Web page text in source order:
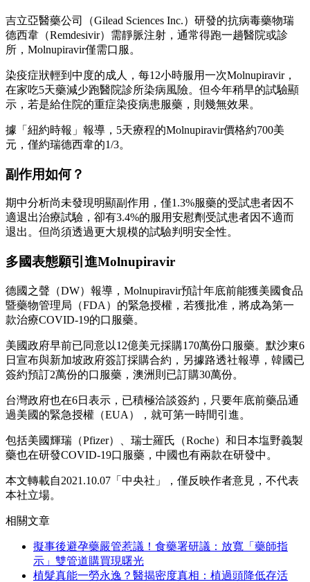
吉立亞醫藥公司（Gilead Sciences Inc.）研發的抗病毒藥物瑞
德西韋（Remdesivir）需靜脈注射，通常得跑一趟醫院或診
所，Molnupiravir僅需口服。
染疫症狀輕到中度的成人，每12小時服用一次Molnupiravir，
在家吃5天藥減少跑醫院診所染病風險。但今年稍早的試驗顯
示，若是給住院的重症染疫病患服藥，則幾無效果。
據「紐約時報」報導，5天療程的Molnupiravir價格約700美
元，僅約瑞德西韋的1/3。
副作用如何？
期中分析尚未發現明顯副作用，僅1.3%服藥的受試患者因不
適退出治療試驗，卻有3.4%的服用安慰劑受試患者因不適而
退出。但尚須透過更大規模的試驗判明安全性。
多國表態願引進Molnupiravir
德國之聲（DW）報導，Molnupiravir預計年底前能獲美國食品
暨藥物管理局（FDA）的緊急授權，若獲批准，將成為第一
款治療COVID-19的口服藥。
美國政府早前已同意以12億美元採購170萬份口服藥。默沙東6
日宣布與新加坡政府簽訂採購合約，另據路透社報導，韓國已
簽約預訂2萬份的口服藥，澳洲則已訂購30萬份。
台灣政府也在6日表示，已積極洽談簽約，只要年底前藥品通
過美國的緊急授權（EUA），就可第一時間引進。
包括美國輝瑞（Pfizer）、瑞士羅氏（Roche）和日本塩野義製
藥也在研發COVID-19口服藥，中國也有兩款在研發中。
本文轉載自2021.10.07「中央社」，僅反映作者意見，不代表
本社立場。
相關文章
擬事後避孕藥嚴管惹議！食藥署研議：放寬「藥師指
示」雙管道購買現曙光
植髮真能一勞永逸？醫揭密度真相：植過頭降低存活